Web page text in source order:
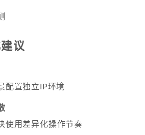
议
配置独立IP环境
使用差异化操作节奏